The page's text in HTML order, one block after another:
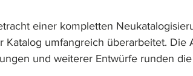
einer kompletten
Katalog umfangreich überarbeitet. Die
und weiterer Entwürfe runden